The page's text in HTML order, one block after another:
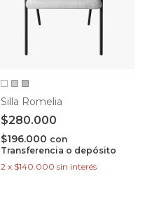
Silla Romelia
$280.000
$196.000 con
Transferencia o depósito
2 x $140.000 sin interés